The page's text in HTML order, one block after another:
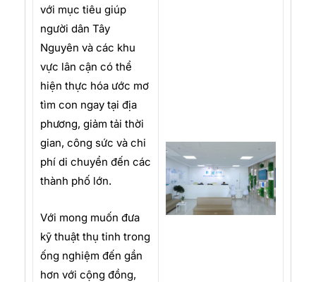
với mục tiêu giúp
người dân Tây
Nguyên và các khu
vực lân cận có thể
hiện thực hóa ước mơ
tìm con ngay tại địa
phương, giảm tải thời
gian, công sức và chi
phí di chuyển đến các
thành phố lớn.
Với mong muốn đưa
kỹ thuật thụ tinh trong
ống nghiệm đến gần
hơn với cộng đồng,